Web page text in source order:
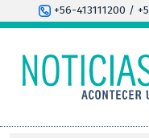
+56-413111200 /